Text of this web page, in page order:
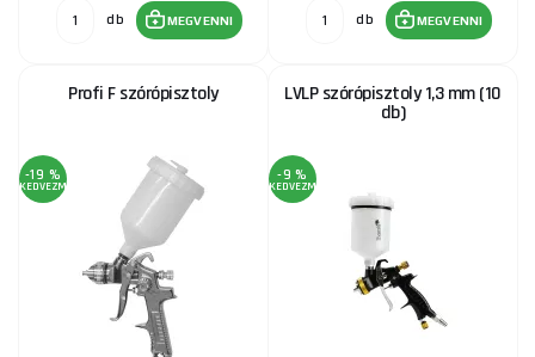
db MEGVENNI db MEGVENNI
Profi F szórópisztoly
-19 %
KEDVEZMÉNY
LVLP szórópisztoly 1,3 mm (10
db)
-9 %
KEDVEZMÉNY